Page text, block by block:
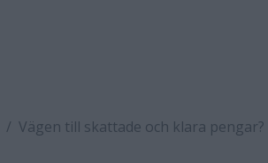
Vägen till skattade och klara pengar?